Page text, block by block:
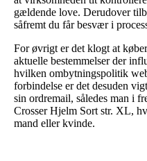
gældende love. Derudover
såfremt du får besvær i
For øvrigt er det klogt at
aktuelle bestemmelser der
hvilken ombytningspolitik
forbindelse er det desuden
sin ordremail, således man i
Crosser Hjelm Sort str. XL,
mand eller kvinde.